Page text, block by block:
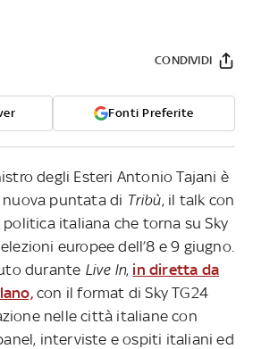
Fonti Preferite
CONDIVIDI
degli Esteri Antonio Tajani è
puntata di Tribù, il talk con
italiana che torna su Sky
europee dell’8 e 9 giugno.
durante Live In, in diretta da
con il format di Sky TG24
nelle città italiane con
interviste e ospiti italiani ed